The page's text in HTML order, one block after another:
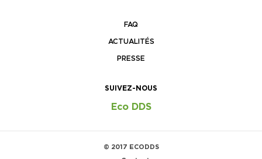
FAQ
ACTUALITÉS
PRESSE
SUIVEZ-NOUS
Eco DDS
© 2017 ECODDS